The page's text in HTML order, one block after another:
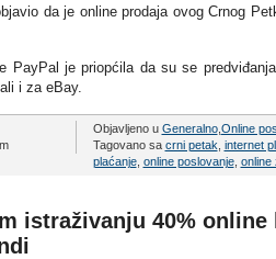
da je online prodaja ovog Crnog
PayPal je priopćila da su se
i za eBay.
Objavljeno u Generalno, Online
Tagovano sa crni petak internet
plaćanje, online poslovanje, online
istraživanju 40%